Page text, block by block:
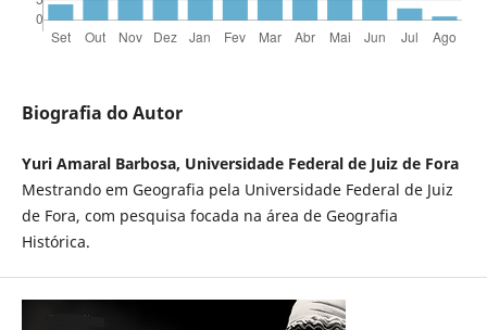
Biografia do Autor
Yuri Amaral Barbosa, Universidade Federal de Juiz de Fora
Mestrando em Geografia pela Universidade Federal de Juiz
de Fora, com pesquisa focada na área de Geografia
Histórica.